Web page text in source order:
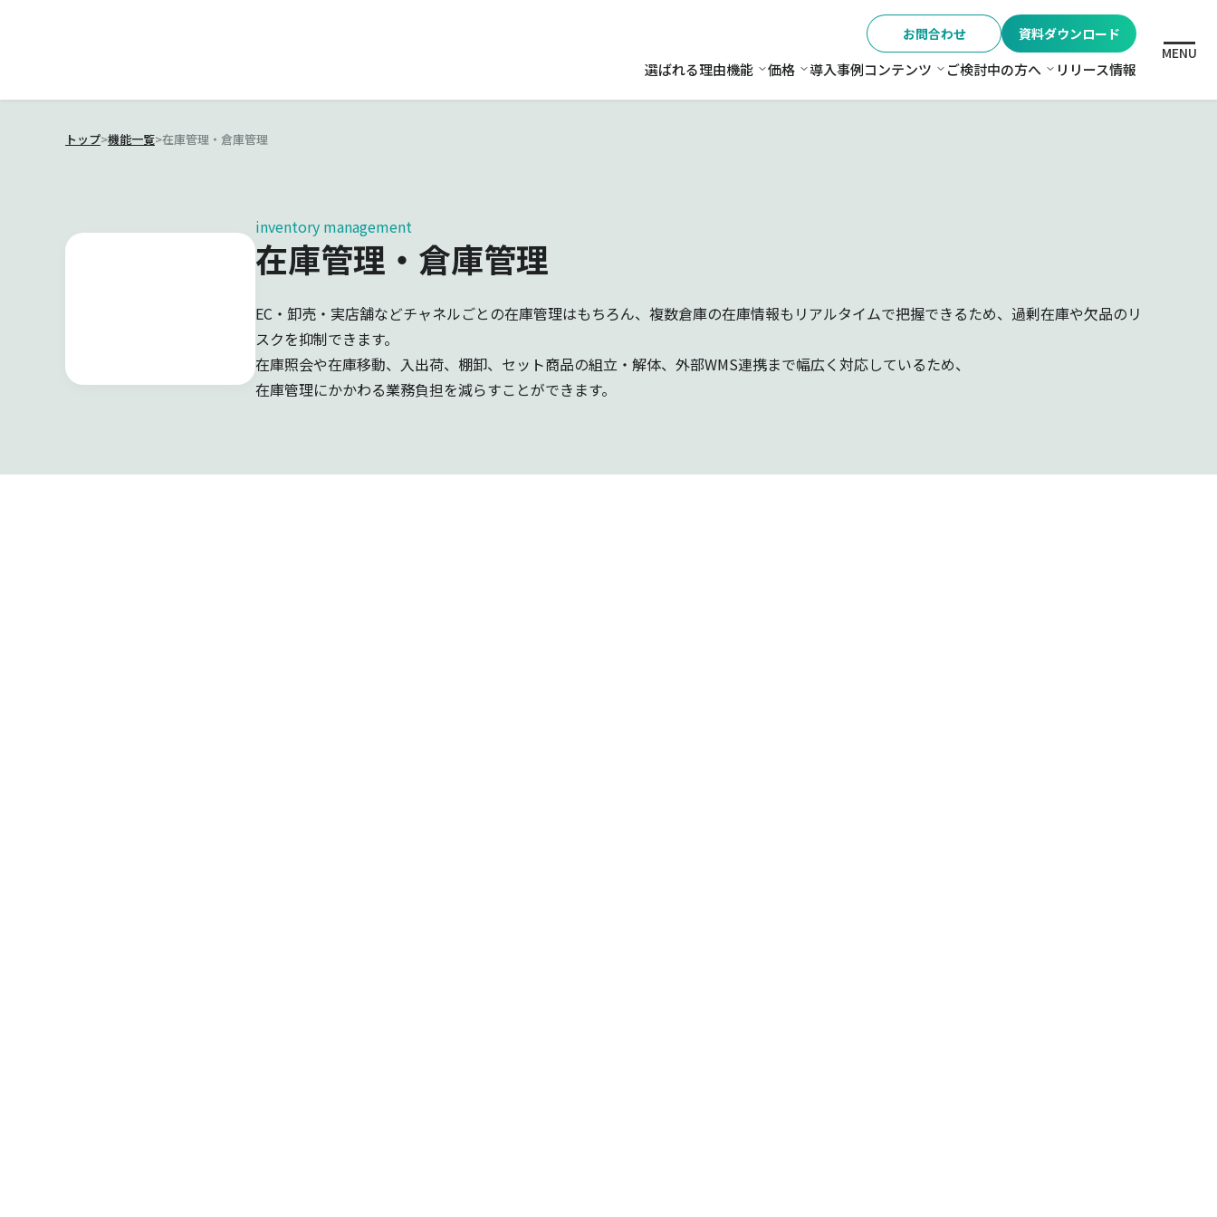
お問合わせ 資料ダウンロード
選ばれる理由機能 機能
価格 価格
導入事例コンテンツ コンテンツ
ご検討中の方へ ご検討中の方へ
リリース情報
MENU
トップ>機能一覧>在庫管理・倉庫管理
inventory management
在庫管理・倉庫管理
EC・卸売・実店舗などチャネルごとの在庫管理はもちろん、複数倉庫の在庫情報もリアルタイムで把握できるため、過剰在庫や欠品のリ
スクを抑制できます。
在庫照会や在庫移動、入出荷、棚卸、セット商品の組立・解体、外部WMS連携まで幅広く対応しているため、
在庫管理にかかわる業務負担を減らすことができます。